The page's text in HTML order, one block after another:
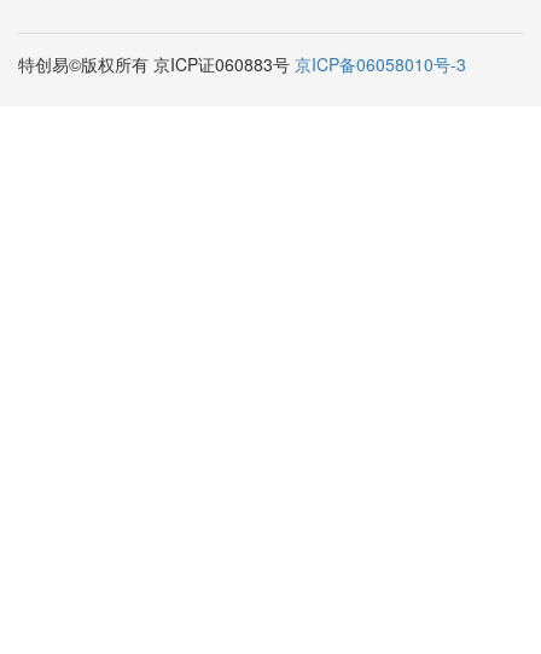
特创易©版权所有 京ICP证060883号 京ICP备06058010号-3